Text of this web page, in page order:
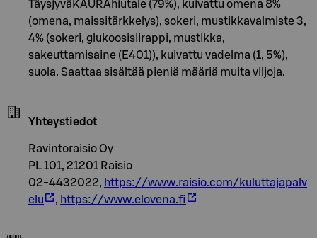
TäysjyväKAURAhiutale (79%), kuivattu omena 8%
(omena, maissitärkkelys), sokeri, mustikkavalmiste 3,
4% (sokeri, glukoosisiirappi, mustikka,
sakeuttamisaine (E401)), kuivattu vadelma (1, 5%),
suola. Saattaa sisältää pieniä määriä muita viljoja.
Yhteystiedot
Ravintoraisio Oy
PL 101, 21201 Raisio
02-4432022, https://www.raisio.com/kuluttajapalv
elu
, https://www.elovena.fi